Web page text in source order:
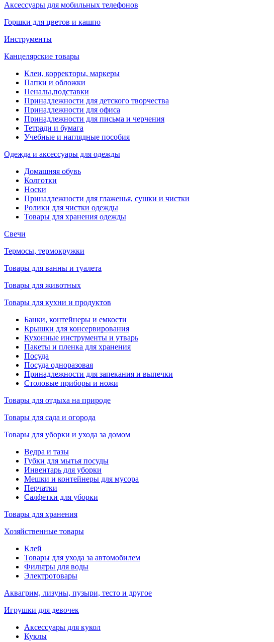
Аксессуары для мобильных телефонов
Горшки для цветов и кашпо
Инструменты
Канцелярские товары
Клеи, корректоры, маркеры
Папки и обложки
Пеналы,подставки
Принадлежности для детского творчества
Принадлежности для офиса
Принадлежности для письма и черчения
Тетради и бумага
Учебные и наглядные пособия
Одежда и аксессуары для одежды
Домашняя обувь
Колготки
Носки
Принадлежности для глаженья, сушки и чистки
Ролики для чистки одежды
Товары для хранения одежды
Свечи
Термосы, термокружки
Товары для ванны и туалета
Товары для животных
Товары для кухни и продуктов
Банки, контейнеры и емкости
Крышки для консервирования
Кухонные инструменты и утварь
Пакеты и пленка для хранения
Посуда
Посуда одноразовая
Принадлежности для запекания и выпечки
Столовые приборы и ножи
Товары для отдыха на природе
Товары для сада и огорода
Товары для уборки и ухода за домом
Ведра и тазы
Губки для мытья посуды
Инвентарь для уборки
Мешки и контейнеры для мусора
Перчатки
Салфетки для уборки
Товары для хранения
Хозяйственные товары
Клей
Товары для ухода за автомобилем
Фильтры для воды
Электротовары
Аквагрим, лизуны, пузыри, тесто и другое
Игрушки для девочек
Аксессуары для кукол
Куклы